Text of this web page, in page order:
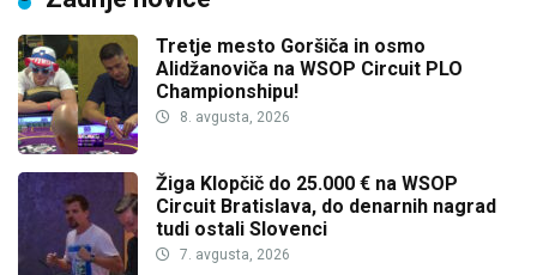
Tretje mesto Goršiča in osmo
Alidžanoviča na WSOP Circuit PLO
Championshipu!
8. avgusta, 2026
Žiga Klopčič do 25.000 € na WSOP
Circuit Bratislava, do denarnih nagrad
tudi ostali Slovenci
7. avgusta, 2026